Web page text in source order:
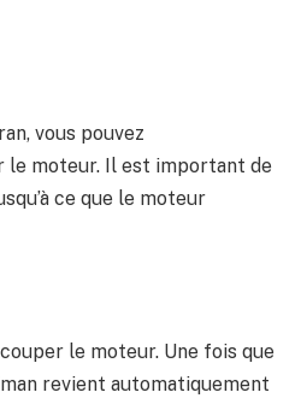
vous pouvez
moteur. Il est important de
ce que le moteur
le moteur. Une fois que
revient automatiquement